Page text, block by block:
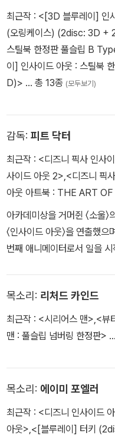
최근작 : <[3D 블루레이] 인
(오링케이스) (2disc: 3D +
스틸북 한정판 풀슬립 B
이] 인사이드 아웃 : 스틸북
D)> … 총 13종 (모두보기)
감독: 피트 닥터
최근작 : <디즈니 픽사 인사
사이드 아웃 2>,<디즈니 픽
아웃 아트북 : THE ART OF
아카데미상을 거머쥔 〈소울〉
〈인사이드 아웃〉을 연출했
번째 애니메이터로서 일을
일 캐릭터의 디자인과 삽화
들을 지도하며, 감독과 애니
는 역할을 한다)로서 개별 캐
애완견 무치Moochie와 함
고 있다.
목소리: 리처드 카인드
최근작 : <시리어스 맨>,<뷰
맨 : 풀슬립 넘버링 한정판>
목소리: 에이미 포엘러
최근작 : <디즈니 인사이드
아웃>,<[블루레이] 터키